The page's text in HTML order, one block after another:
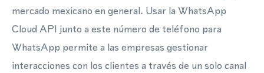
mercado mexicano en general. Usar la WhatsApp
Cloud API junto a este número de teléfono para
WhatsApp permite a las empresas gestionar
interacciones con los clientes a través de un solo canal